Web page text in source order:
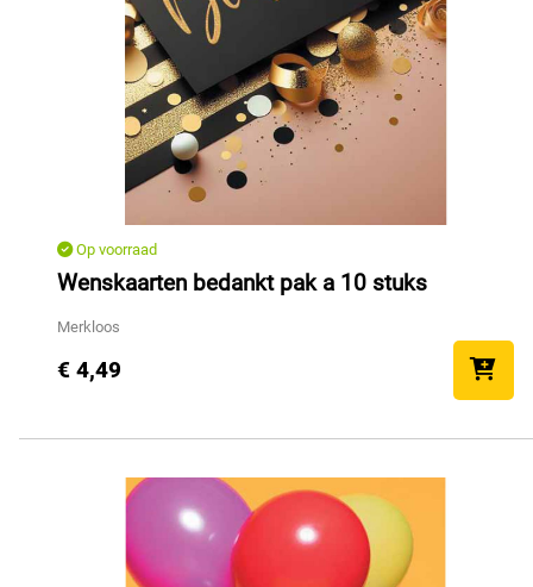
Op voorraad
Wenskaarten bedankt pak a 10 stuks
Merkloos
€ 4,49